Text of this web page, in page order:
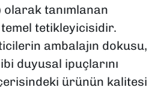
olarak tanımlanan
tetikleyicisidir.
ambalajın dokusu,
duyusal ipuçlarını
ürünün kalitesi